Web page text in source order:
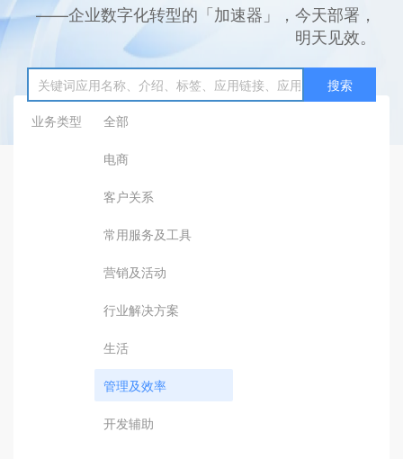
——企业数字化转型的「加速器」，今天部署，
明天见效。
搜索
业务类型
全部
电商
客户关系
常用服务及工具
营销及活动
行业解决方案
生活
管理及效率
开发辅助